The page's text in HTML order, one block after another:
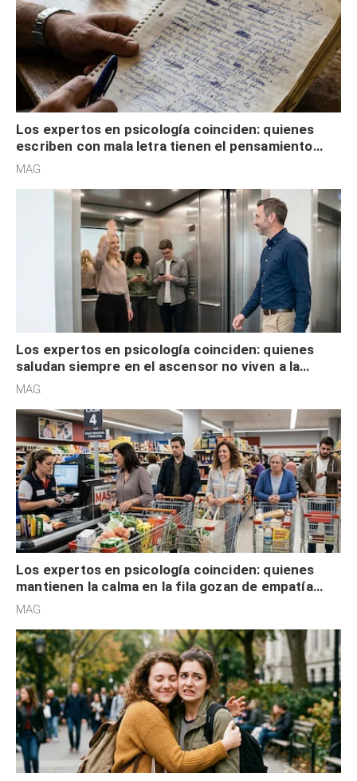
Los expertos en psicología coinciden: quienes
escriben con mala letra tienen el pensamiento
acelerado y no lo hacen por desinterés
MAG.
Los expertos en psicología coinciden: quienes
saludan siempre en el ascensor no viven a la
defensiva y tienen apertura social
MAG.
Los expertos en psicología coinciden: quienes
mantienen la calma en la fila gozan de empatía
cognitiva, gratitud y no solo tienen autocontrol
MAG.